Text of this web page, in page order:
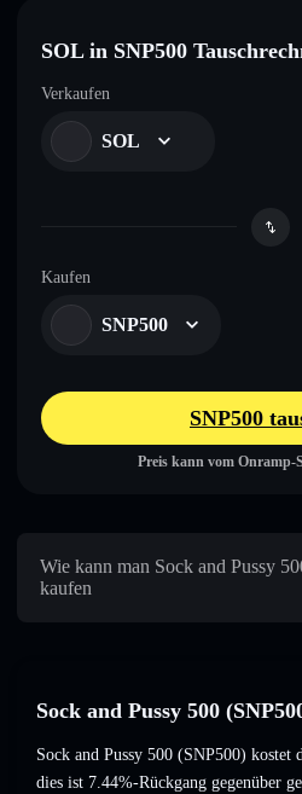
SOL in SNP500
Verkaufen
SOL
Kaufen
SNP500
SNP500
Preis kann vom Onramp-
Wie kann man Sock and Pussy
kaufen
Sock and Pussy 500
Sock and Pussy 500 (SNP500) kostet
dies ist 7.44%-Rückgang gegenüber